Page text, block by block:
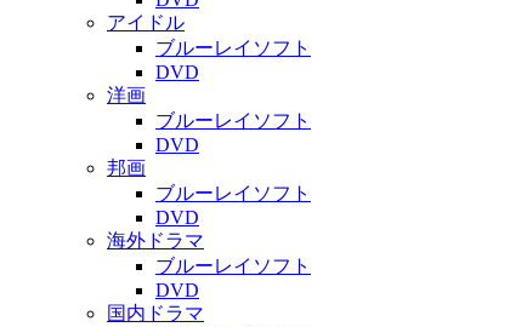
アイドル
ブルーレイソフト
DVD
洋画
ブルーレイソフト
DVD
邦画
ブルーレイソフト
DVD
海外ドラマ
ブルーレイソフト
DVD
国内ドラマ